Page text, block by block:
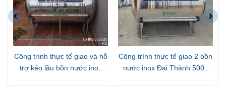
trình thực tế giao và hỗ
trợ kéo lầu bồn nước inox
Công trình thực tế giao 2 bồn
nước inox Đại Thành 500L